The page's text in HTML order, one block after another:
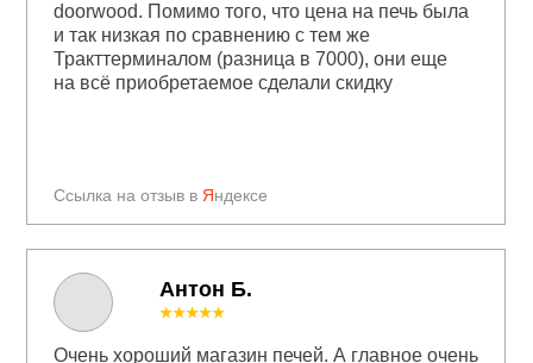
Антон Б.
Ссылка на отзыв в Яндексе
doorwood. Помимо того, что цена на печь была
и так низкая по сравнению с тем же
Тракттерминалом (разница в 7000), они еще
на всё приобретаемое сделали скидку
★★★★★
Очень хороший магазин печей. А главное очень